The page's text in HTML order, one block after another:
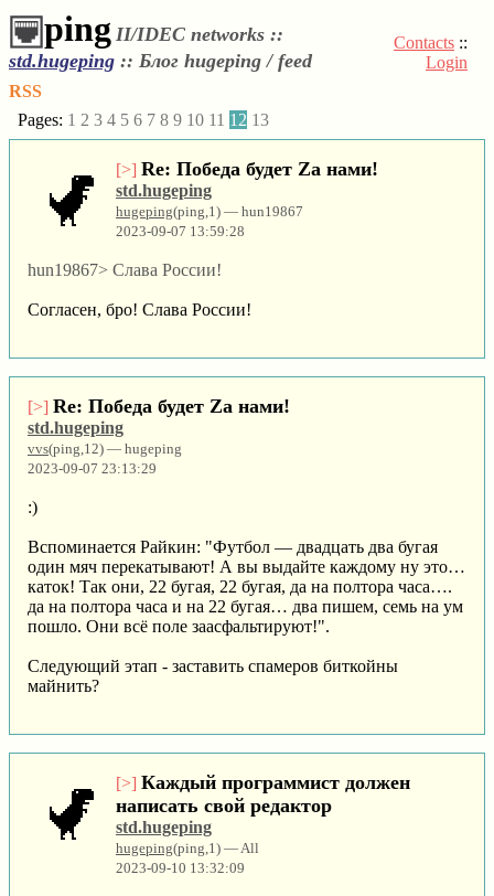
ping II/IDEC networks ::
std.hugeping :: Блог hugeping / feed
Contacts ::
Login
RSS
Pages: 1 2 3 4 5 6 7 8 9 10 11 12 13
[>] Re: Победа будет Za нами!
std.hugeping
hugeping(ping,1) — hun19867
2023-09-07 13:59:28
hun19867> Слава России!
Согласен, бро! Слава России!
[>] Re: Победа будет Za нами!
std.hugeping
vvs(ping,12) — hugeping
2023-09-07 23:13:29
:)
Вспоминается Райкин: "Футбол — двадцать два бугая
один мяч перекатывают! А вы выдайте каждому ну это…
каток! Так они, 22 бугая, 22 бугая, да на полтора часа….
да на полтора часа и на 22 бугая… два пишем, семь на ум
пошло. Они всё поле заасфальтируют!".
Следующий этап - заставить спамеров биткойны
майнить?
[>] Каждый программист должен
написать свой редактор
std.hugeping
hugeping(ping,1) — All
2023-09-10 13:32:09